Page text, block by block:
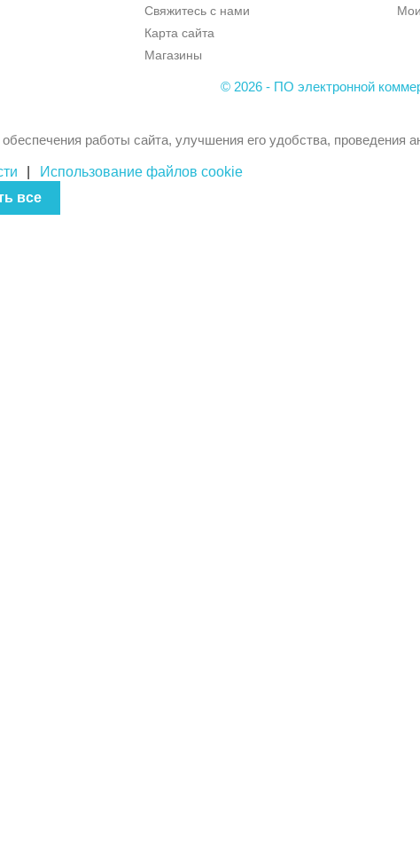
Свяжитесь с нами
Карта сайта
Магазины
© 2026 - ПО электронной
работы сайта, улучшения его удобства, проведения
Использование файлов cookie
все